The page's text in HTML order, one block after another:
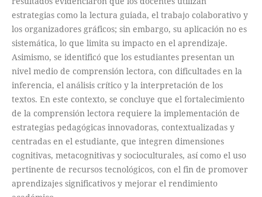
estrategias como la lectura guiada, el trabajo colaborativo y
los organizadores gráficos; sin embargo, su aplicación no es
sistemática, lo que limita su impacto en el aprendizaje.
Asimismo, se identificó que los estudiantes presentan un
nivel medio de comprensión lectora, con dificultades en la
inferencia, el análisis crítico y la interpretación de los
textos. En este contexto, se concluye que el fortalecimiento
de la comprensión lectora requiere la implementación de
estrategias pedagógicas innovadoras, contextualizadas y
centradas en el estudiante, que integren dimensiones
cognitivas, metacognitivas y socioculturales, así como el uso
pertinente de recursos tecnológicos, con el fin de promover
aprendizajes significativos y mejorar el rendimiento